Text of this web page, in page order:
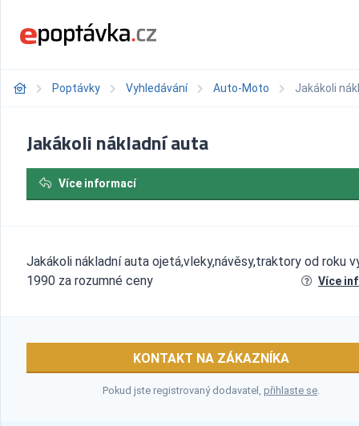
Poptávky Vyhledávání Auto-Moto Jakákoli
Jakákoli nákladní auta
Více informací
Jakákoli nákladní auta ojetá,vleky,návěsy,traktory od roku
1990 za rozumné ceny
Více
KONTAKT NA ZÁKAZNÍKA
Pokud jste registrovaný dodavatel, přihlaste se.